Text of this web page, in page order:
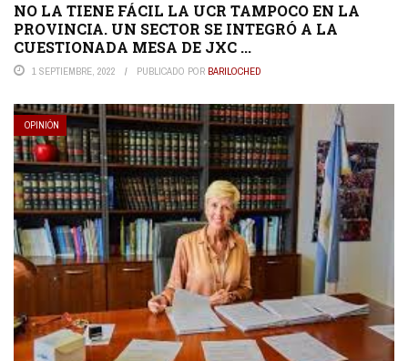
NO LA TIENE FÁCIL LA UCR TAMPOCO EN LA
PROVINCIA. UN SECTOR SE INTEGRÓ A LA
CUESTIONADA MESA DE JXC ...
1 SEPTIEMBRE, 2022 PUBLICADO POR BARILOCHED
OPINIÓN